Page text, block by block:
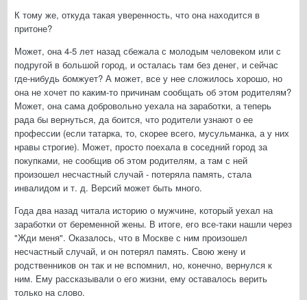
К тому же, откуда такая уверенность, что она находится в
притоне?
Может, она 4-5 лет назад сбежала с молодым человеком или с
подругой в большой город, и осталась там без денег, и сейчас
где-нибудь бомжует? А может, все у нее сложилось хорошо, но
она не хочет по каким-то причинам сообщать об этом родителям?
Может, она сама добровольно уехала на заработки, а теперь
рада бы вернуться, да боится, что родители узнают о ее
профессии (если татарка, то, скорее всего, мусульманка, а у них
нравы строгие). Может, просто поехала в соседний город за
покупками, не сообщив об этом родителям, а там с ней
произошел несчастный случай - потеряла память, стала
инвалидом и т. д. Версий может быть много.
Года два назад читала историю о мужчине, который уехал на
заработки от беременной жены. В итоге, его все-таки нашли через
"Жди меня". Оказалось, что в Москве с ним произошел
несчастный случай, и он потерял память. Свою жену и
родственников он так и не вспомнил, но, конечно, вернулся к
ним. Ему рассказывали о его жизни, ему оставалось верить
только на слово.